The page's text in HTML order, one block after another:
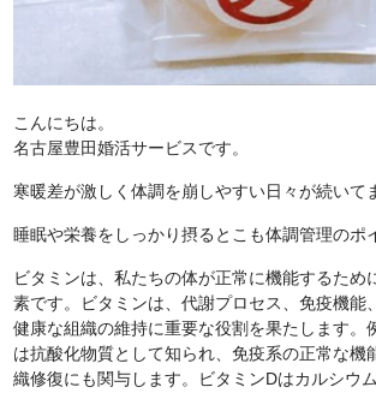
こんにちは。
名古屋豊田婚活サービスです。
寒暖差が激しく体調を崩しやすい日々が続いて
睡眠や栄養をしっかり摂るとこも体調管理のポ
ビタミンは、私たちの体が正常に機能するため
素です。ビタミンは、代謝プロセス、免疫機能
健康な組織の維持に重要な役割を果たします。
は抗酸化物質として知られ、免疫系の正常な機
織修復にも関与します。ビタミンDはカルシウ